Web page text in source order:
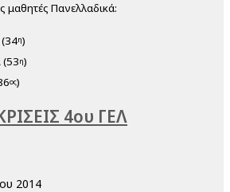
μαθητές Πανελλαδικά:
(34η)
(53η)
ος)
4ου ΓΕΛ
2014